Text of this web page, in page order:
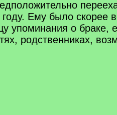
году. Ему было скорее
упоминания о браке,
родственниках,